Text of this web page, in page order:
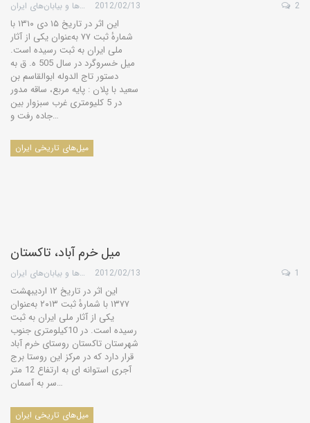
گروه کویرها و بیابان‌های ایران 2012/02/13 2
این اثر در تاریخ ۱۵ دی ۱۳۱۰ با
شمارهٔ ثبت ۷۷ به‌عنوان یکی از آثار
ملی ایران به ثبت رسیده است.
میل خسروگرد در سال 505 ه. ق به
دستور تاج الدوله ابوالقاسم بن
سعید با پلان : پایه مربع، ساقه مدور
در 5 كلیومتری غرب سبزوار بین
جاده رفت و…
میل‌های تاریخی ایران
میل خرم آباد، تاکستان
گروه کویرها و بیابان‌های ایران 2012/02/13 1
این اثر در تاریخ ۱۲ اردیبهشت
۱۳۷۷ با شمارهٔ ثبت ۲۰۱۳ به‌عنوان
یکی از آثار ملی ایران به ثبت
رسیده است. در 10كیلومتری جنوب
شهرستان تاكستان روستای خرم آباد
قرار دارد كه در مركز این روستا برج
آجری استوانه ای به ارتفاع 12 متر
سر به آسمان…
میل‌های تاریخی ایران